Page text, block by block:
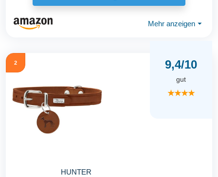
Mehr anzeigen ⏷
2
HUNTER
9,4/10
gut
★★★★